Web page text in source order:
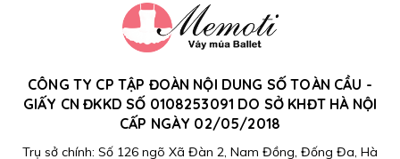
CÔNG TY CP TẬP ĐOÀN NỘI DUNG SỐ TOÀN CẦU -
GIẤY CN ĐKKD SỐ 0108253091 DO SỞ KHĐT HÀ NỘI
CẤP NGÀY 02/05/2018
Trụ sở chính: Số 126 ngõ Xã Đàn 2, Nam Đồng, Đống Đa, Hà